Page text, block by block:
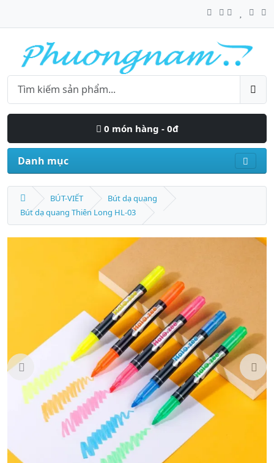
0 món hàng - 0đ
Danh mục
BÚT-VIẾT
Bút dạ quang
Bút dạ quang Thiên Long HL-03